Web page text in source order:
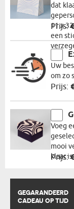
dat
11 x
een
Prijs:
Uw
om zo
Prijs:
Voeg
mooi
klaar
Prijs:
GEGARANDEERD
CADEAU OP TIJD